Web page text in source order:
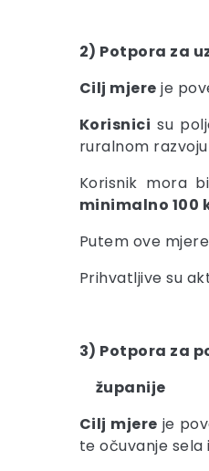
2) Potpora za
Cilj mjere je
Korisnici su
ruralnom
Korisnik mora
minimalno 100
Putem ove
Prihvatljive su
3) Potpora za
županije
Cilj mjere je
te očuvanje